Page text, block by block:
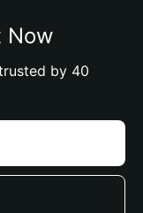
Now
by 40